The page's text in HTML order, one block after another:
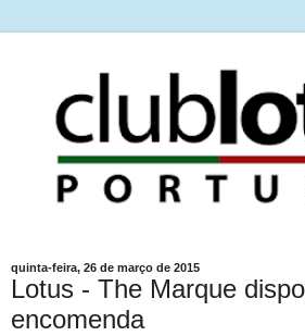
quinta-feira, 26 de março de 2015
Lotus - The Marque
encomenda